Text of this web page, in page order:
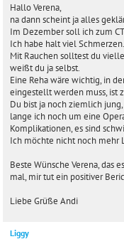
i
t
r
a
g
Hallo Verena,
na dann scheint ja alles
Im Dezember soll ich zum
Ich habe halt viel Schmerzen.
Mit Rauchen solltest du
weißt du ja selbst.
Eine Reha wäre wichtig, in
eingestellt werden muss, ist
Du bist ja noch ziemlich
lange ich noch um eine
Komplikationen, es sind
Ich möchte nicht noch mehr
Beste Wünsche Verena, das
mal, mir tut ein positiver
Liebe Grüße Andi
Liggy